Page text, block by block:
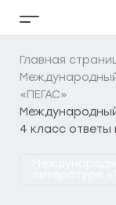
Кнопка
бокового
меню
Главная
«ПЕГАС»
4 класс ответы